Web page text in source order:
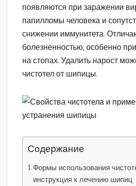
появляются при заражении
папилломы человека и
снижении иммунитета.
болезненностью, особенно
на стопах. Удалить нарост
чистотел от шипицы.
Содержание
Формы использования
инструкция к лечению шипиц